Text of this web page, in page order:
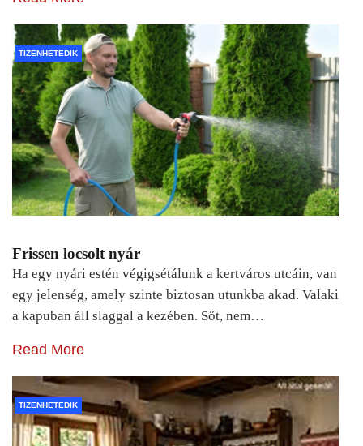
TIZENHETEDIK
Frissen locsolt nyár
Ha egy nyári estén végigsétálunk a kertváros utcáin, van
egy jelenség, amely szinte biztosan utunkba akad. Valaki
a kapuban áll slaggal a kezében. Sőt, nem…
Read More
TIZENHETEDIK